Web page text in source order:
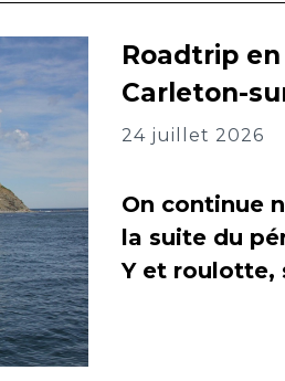
Roadtrip
Carleton-
24 juillet 2026
On continue
la suite du
Y et roulotte,